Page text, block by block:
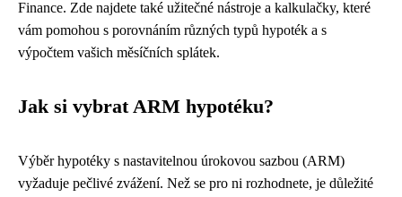
Finance. Zde najdete také užitečné nástroje a kalkulačky, které
vám pomohou s porovnáním různých typů hypoték a s
výpočtem vašich měsíčních splátek.
Jak si vybrat ARM hypotéku?
Výběr hypotéky s nastavitelnou úrokovou sazbou (ARM)
vyžaduje pečlivé zvážení. Než se pro ni rozhodnete, je důležité